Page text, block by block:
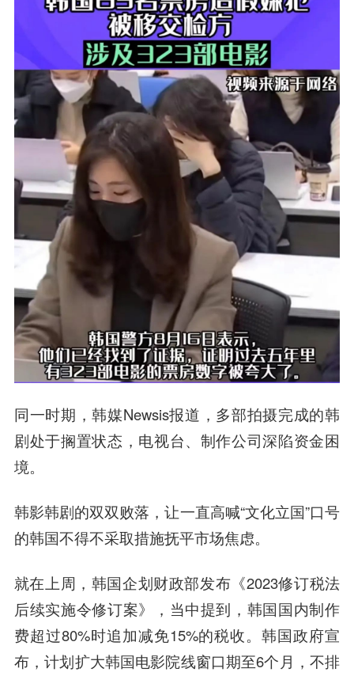
同一时期，韩媒Newsis报道，多部拍摄完成的韩
剧处于搁置状态，电视台、制作公司深陷资金困
境。
韩影韩剧的双双败落，让一直高喊“文化立国”口号
的韩国不得不采取措施抚平市场焦虑。
就在上周，韩国企划财政部发布《2023修订税法
后续实施令修订案》，当中提到，韩国国内制作
费超过80%时追加减免15%的税收。韩国政府宣
布，计划扩大韩国电影院线窗口期至6个月，不排